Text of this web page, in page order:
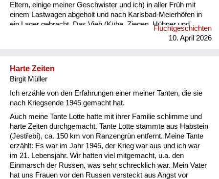
Eltern, einige meiner Geschwister und ich) in aller Früh mit
einem Lastwagen abgeholt und nach Karlsbad-Meierhöfen in
ein Lager gebracht. Das Vieh (Kühe, Ziegen, Hühner und
Schweine) blieb im Stall. Der Hund an der Kette bellte wie
verrückt. Mitnehmen durften wir 70 kg pro Person, es war ja
durften nur mitnehmen, was sie tragen konnten. Im Lager
blieben wir eine Woche unter widrigen Umständen. Die
sanitären Anlagen und Toilet...
Fluchtgeschichten
10. April 2026
Harte Zeiten
Birgit Müller
Ich erzähle von den Erfahrungen einer meiner Tanten, die sie
nach Kriegsende 1945 gemacht hat.
Auch meine Tante Lotte hatte mit ihrer Familie schlimme und
harte Zeiten durchgemacht. Tante Lotte stammte aus Habstein
(Jestřebí), ca. 150 km von Ranzengrün entfernt. Meine Tante
erzählt: Es war im Jahr 1945, der Krieg war aus und ich war
im 21. Lebensjahr. Wir hatten viel mitgemacht, u.a. den
Einmarsch der Russen, was sehr schrecklich war. Mein Vater
hat uns Frauen vor den Russen versteckt aus Angst vor